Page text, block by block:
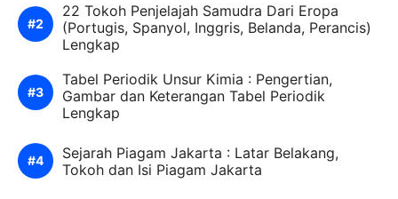
22 Tokoh Penjelajah Samudra Dari Eropa
(Portugis, Spanyol, Inggris, Belanda, Perancis)
Lengkap
Tabel Periodik Unsur Kimia : Pengertian,
Gambar dan Keterangan Tabel Periodik
Lengkap
Sejarah Piagam Jakarta : Latar Belakang,
Tokoh dan Isi Piagam Jakarta